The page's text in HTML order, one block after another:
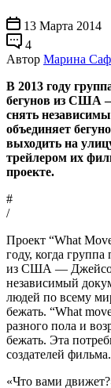
13 Марта 2014
4
Автор Марина
В 2013 году
бегунов из США
снять
объединяет
выходить на
трейлером их
проекте.
#
/
Проект “What
году, когда
из США —
независимый
людей по всему
бежать. “What
разного пола и
бежать. Эта
создателей фильма.
«Что вами